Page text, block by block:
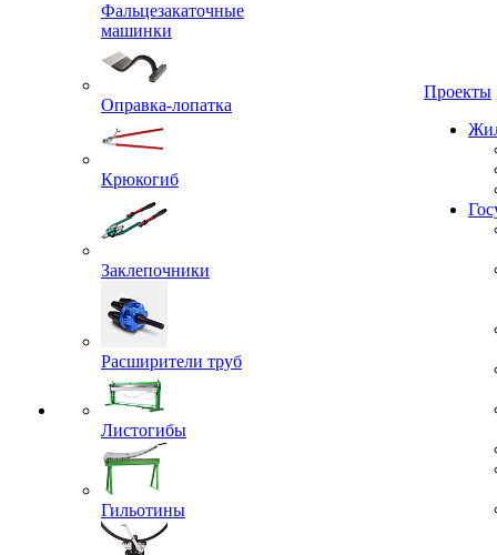
Фальцезакаточные
машинки
Оправка-лопатка
Крюкогиб
Заклепочники
Расширители труб
Листогибы
Гильотины
Проекты